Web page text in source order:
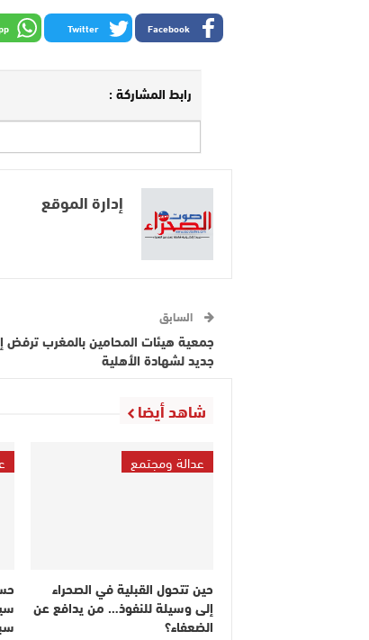
Facebook
Twitter
رابط المشاركة :
إدارة الموقع
السابق
جمعية هيئات المحامين بالمغرب ترفض
جديد لشهادة الأهلية
شاهد أيضا
عدالة ومجتمع
حين تتحول القبلية في الصحراء
إلى وسيلة للنفوذ… من يدافع عن
الضعفاء؟